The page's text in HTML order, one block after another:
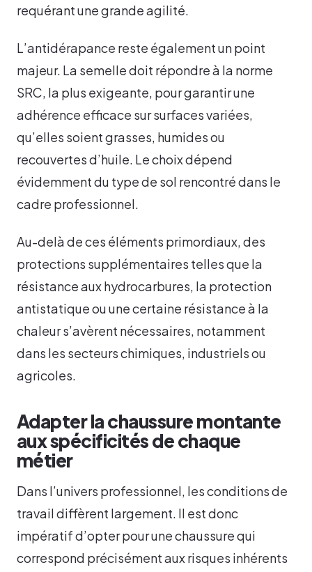
requérant une grande agilité.
L’antidérapance reste également un point
majeur. La semelle doit répondre à la norme
SRC, la plus exigeante, pour garantir une
adhérence efficace sur surfaces variées,
qu’elles soient grasses, humides ou
recouvertes d’huile. Le choix dépend
évidemment du type de sol rencontré dans le
cadre professionnel.
Au-delà de ces éléments primordiaux, des
protections supplémentaires telles que la
résistance aux hydrocarbures, la protection
antistatique ou une certaine résistance à la
chaleur s’avèrent nécessaires, notamment
dans les secteurs chimiques, industriels ou
agricoles.
Adapter la chaussure montante
aux spécificités de chaque
métier
Dans l’univers professionnel, les conditions de
travail diffèrent largement. Il est donc
impératif d’opter pour une chaussure qui
correspond précisément aux risques inhérents